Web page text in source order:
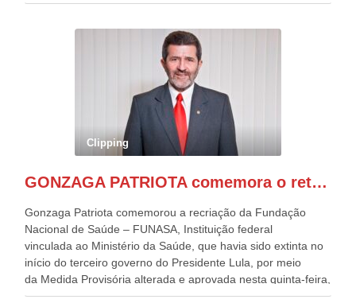
desafios para a elaboração de políticas públicas, que
evento contou com a presença do Vice-presidente Geraldo
Alckmin, que também ocupa o Ministério do
Desenvolvimento, Indústria, Comércio e Serviços, o ex
governador de Pernambuco, agora Presidente do Banco do
Nordeste, Paulo Câmara, o ex Deputado Federal, e
atualmente Superintendente da SUDENE, Danilo Cabral, da
Governadora de Pernambuco, Raquel Lyra, os ministros da
Casa Civil, Rui Costa, e da Integração e do Desenvolvimento
de todo Nordeste que também ajudam a fomentar o
Clipping
GONZAGA PATRIOTA comemora o retorno da FUNASA
Gonzaga Patriota comemorou a recriação da Fundação
Nacional de Saúde – FUNASA, Instituição federal
vinculada ao Ministério da Saúde, que havia sido extinta no
início do terceiro governo do Presidente Lula, por meio
da Medida Provisória alterada e aprovada nesta quinta-feira,
pelo Congresso Nacional. Gonzaga Patriota disse hoje em